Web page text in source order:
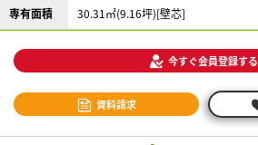
専有面積 30.31㎡(9.16坪)[壁芯]
今すぐ会員登録する
資料請求